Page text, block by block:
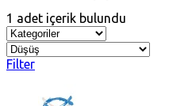
1 adet içerik bulundu
Filter